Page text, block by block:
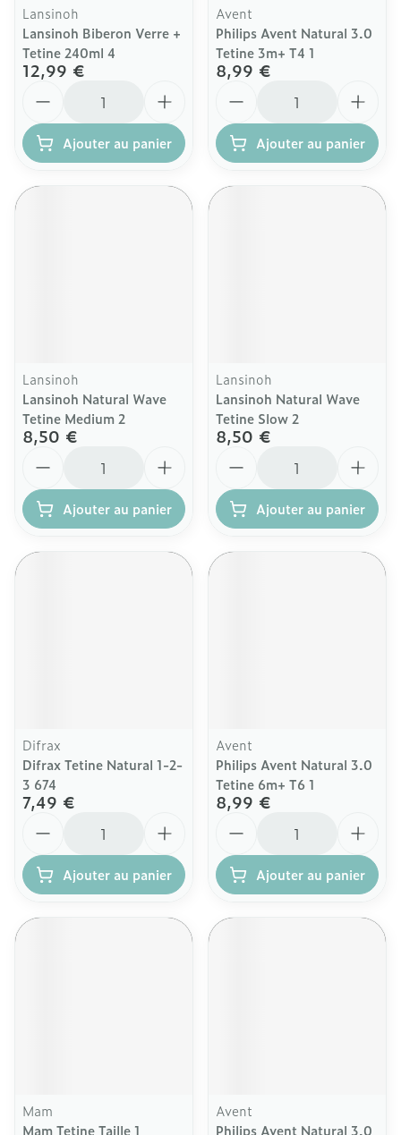
Lansinoh
Lansinoh Biberon Verre +
Tetine 240ml 4
12,99 €
Ajouter au panier
Avent
Philips Avent Natural 3.0
Tetine 3m+ T4 1
8,99 €
Ajouter au panier
Lansinoh
Lansinoh Natural Wave
Tetine Medium 2
8,50 €
Ajouter au panier
Lansinoh
Lansinoh Natural Wave
Tetine Slow 2
8,50 €
Ajouter au panier
Difrax
Difrax Tetine Natural 1-2-
3 674
7,49 €
Ajouter au panier
Avent
Philips Avent Natural 3.0
Tetine 6m+ T6 1
8,99 €
Ajouter au panier
Mam
Mam Tetine Taille 1
Avent
Philips Avent Natural 3.0